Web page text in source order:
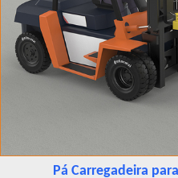
Pá Carregadeira